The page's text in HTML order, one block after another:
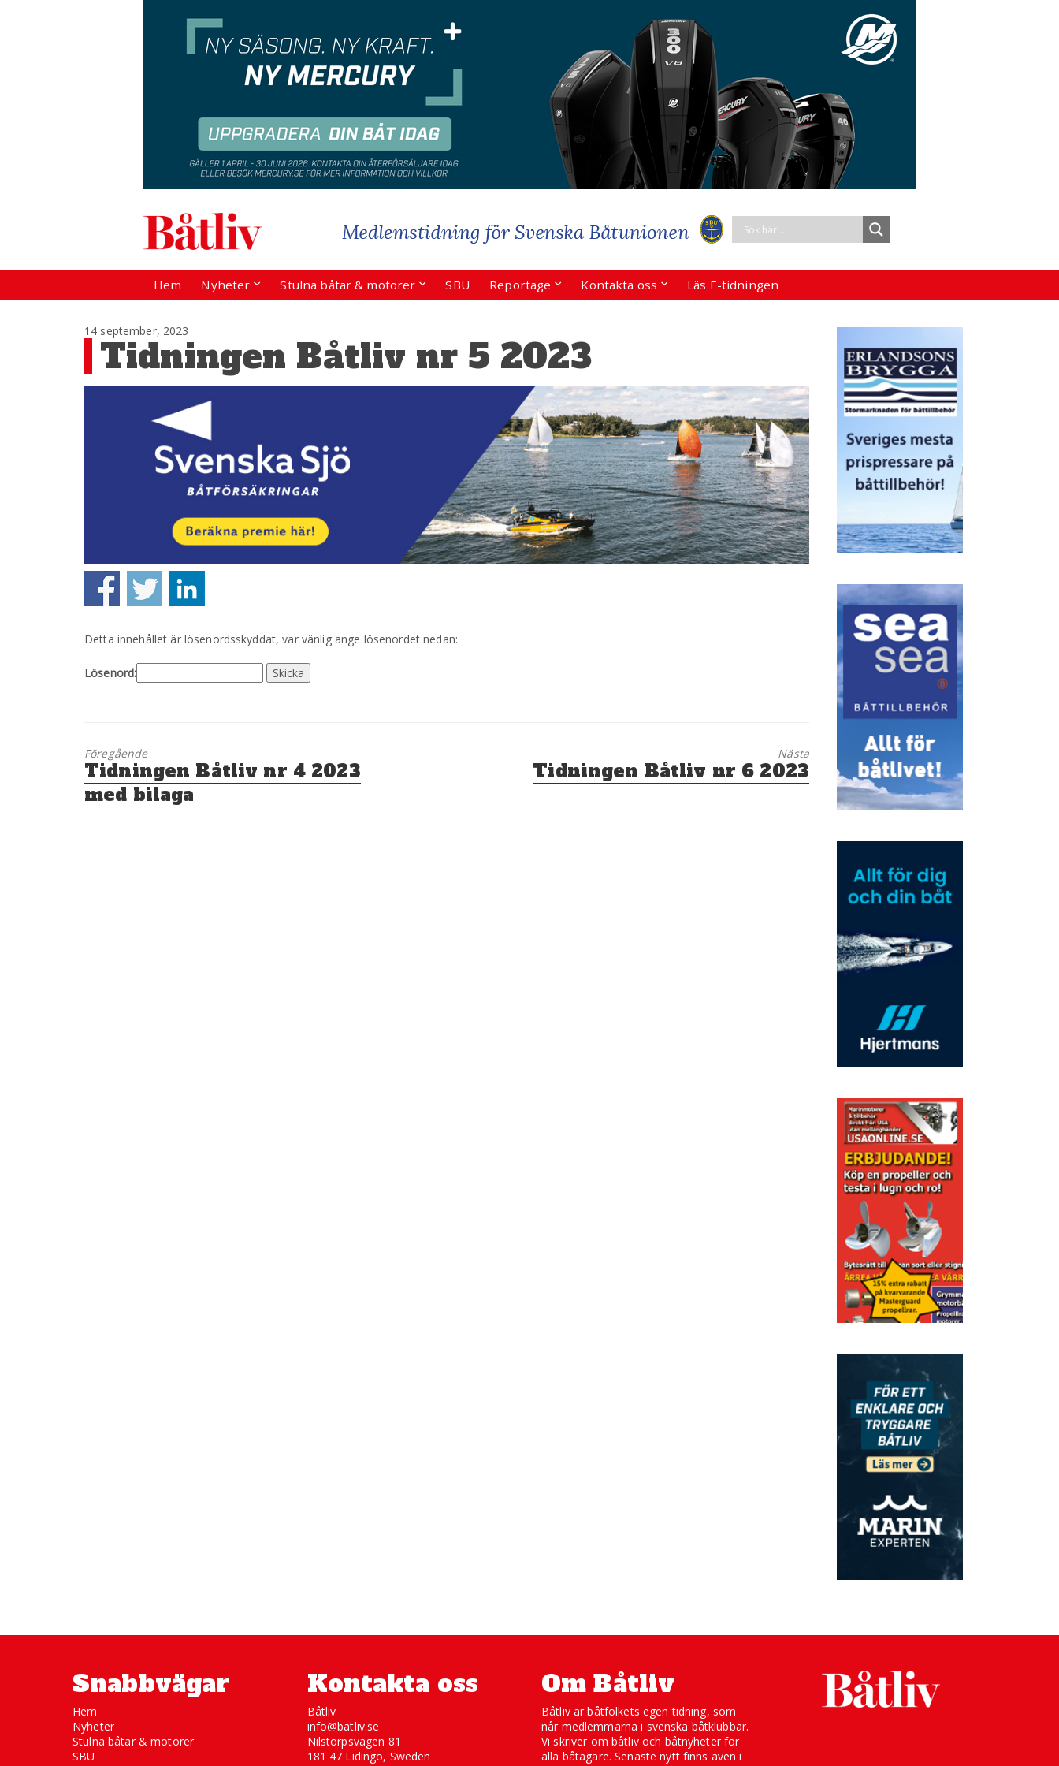
Hem Nyheter Stulna båtar & motorer SBU Reportage Kontakta oss Läs E-tidningen
14 september, 2023
Tidningen Båtliv nr 5 2023
Detta innehållet är lösenordsskyddat, var vänlig ange lösenordet nedan:
Lösenord:
Föregående
Föregående
inlägg:
Tidningen Båtliv nr 4 2023
med bilaga
Nästa
Nästa
inlägg:
Tidningen Båtliv nr 6 2023
Snabbvägar
Hem
Nyheter
Stulna båtar & motorer
SBU
Kontakta oss
Båtliv
info@batliv.se
Nilstorpsvägen 81
181 47 Lidingö, Sweden
Om Båtliv
Båtliv är båtfolkets egen tidning, som
når medlemmarna i svenska båtklubbar.
Vi skriver om båtliv och båtnyheter för
alla båtägare. Senaste nytt finns även i